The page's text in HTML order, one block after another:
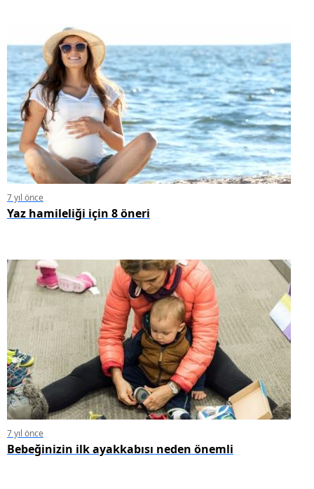
7 yıl önce
Yaz hamileliği için 8 öneri
7 yıl önce
Bebeğinizin ilk ayakkabısı neden önemli